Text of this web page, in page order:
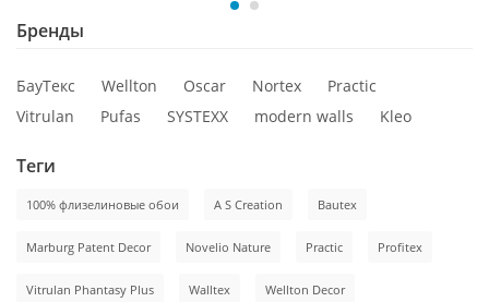
Бренды
БауТекс Wellton Oscar Nortex
Practic
Vitrulan
Pufas SYSTEXX modern walls Kleo
Теги
100% флизелиновые обои A S Creation Bautex
Marburg Patent Decor Novelio Nature Practic Profitex
Vitrulan Phantasy Plus Walltex Wellton Decor